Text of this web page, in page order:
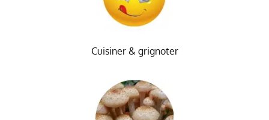
Cuisiner & grignoter